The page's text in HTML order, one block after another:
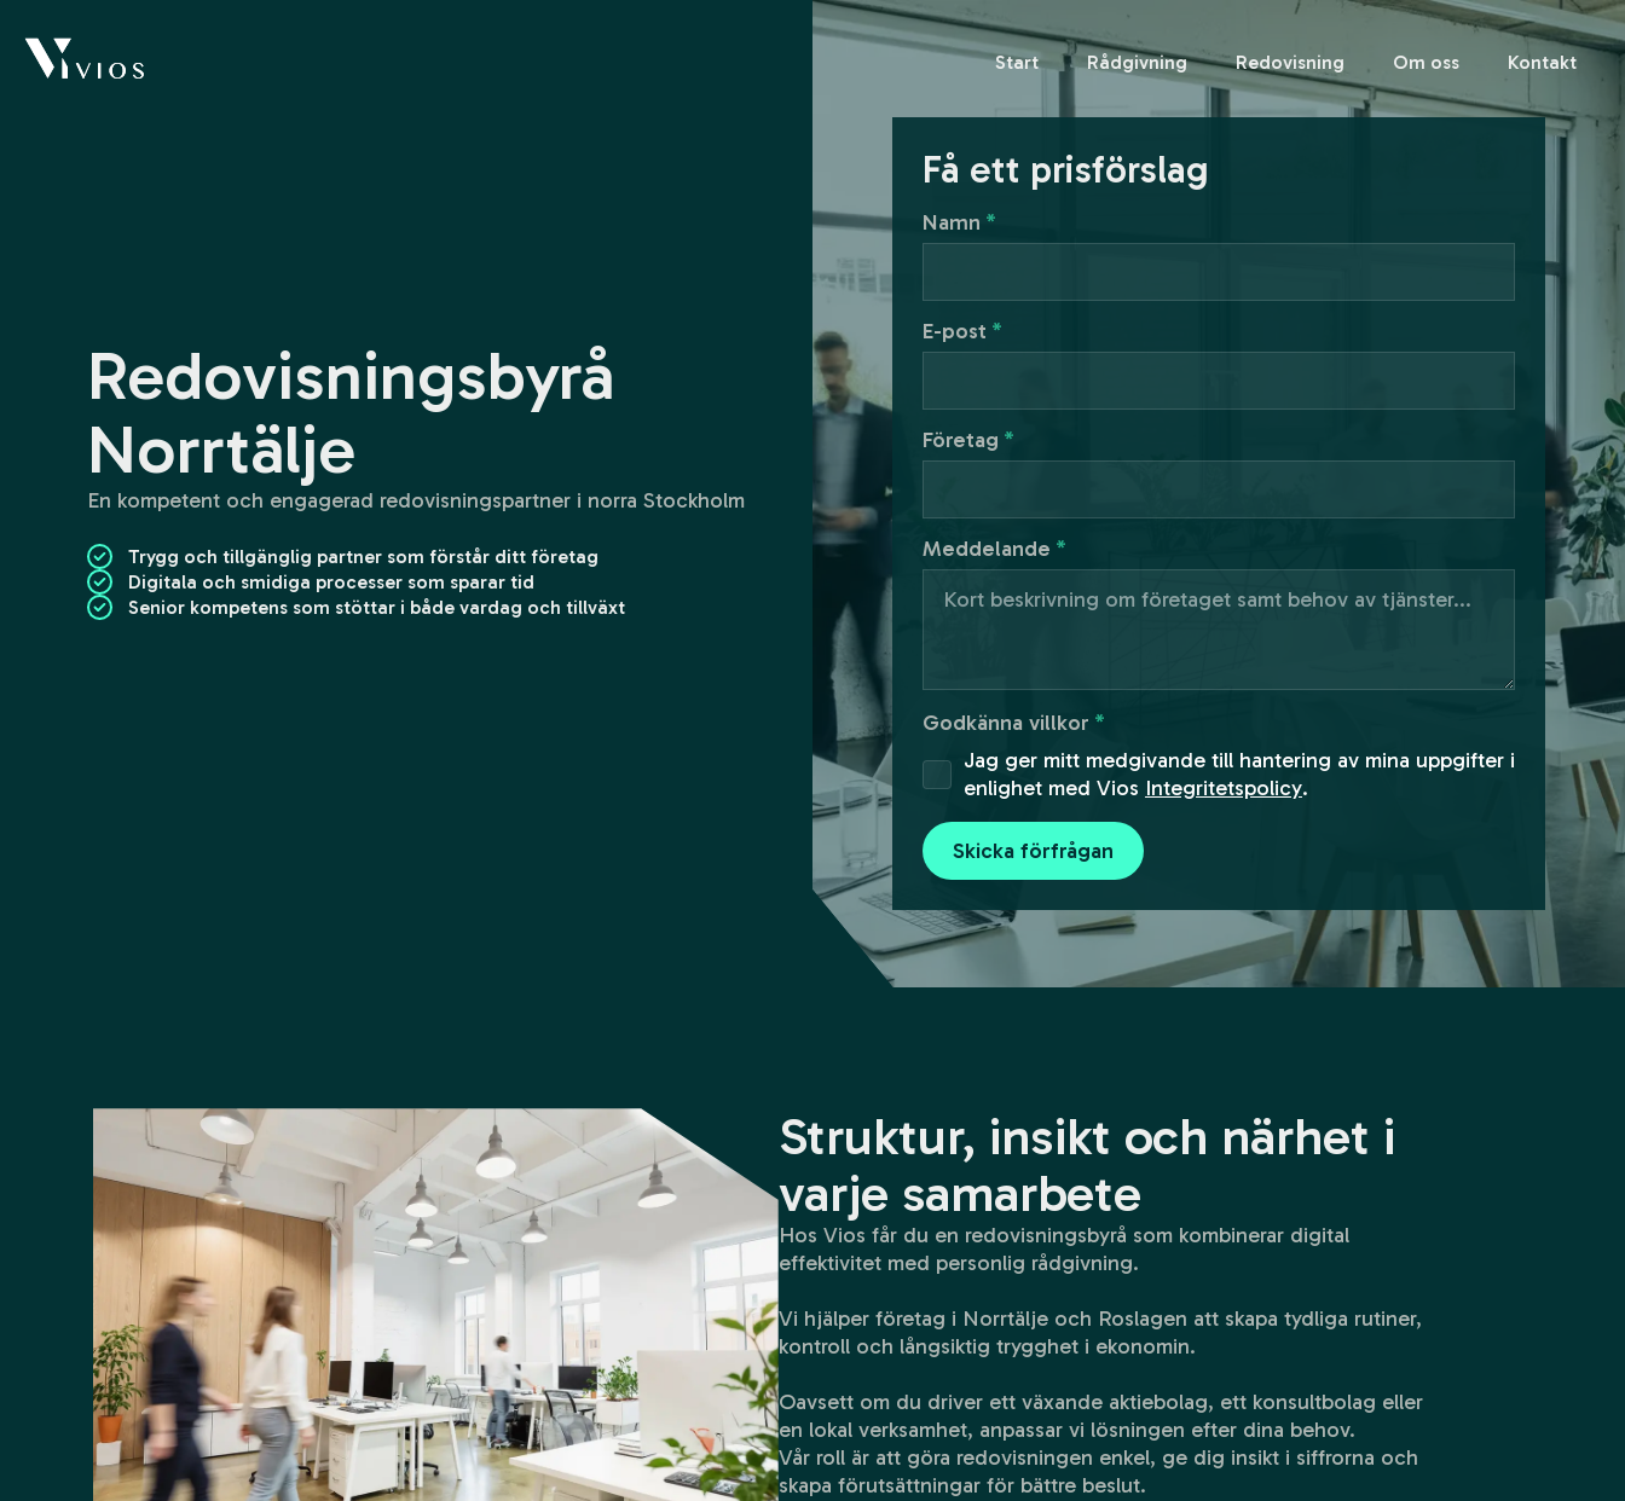
Start Rådgivning Redovisning Om oss Kontakt
Redovisningsbyrå
Norrtälje
En kompetent och engagerad redovisningspartner i norra Stockholm
Trygg och tillgänglig partner som förstår ditt företag
Digitala och smidiga processer som sparar tid
Senior kompetens som stöttar i både vardag och tillväxt
Få ett prisförslag
Namn *
E-post *
Företag *
Meddelande *
Godkänna villkor *
Jag ger mitt medgivande till hantering av mina uppgifter i
enlighet med Vios Integritetspolicy.
Skicka förfrågan
Struktur, insikt och närhet i
varje samarbete
Hos Vios får du en redovisningsbyrå som kombinerar digital
effektivitet med personlig rådgivning.
Vi hjälper företag i Norrtälje och Roslagen att skapa tydliga rutiner,
kontroll och långsiktig trygghet i ekonomin.
Oavsett om du driver ett växande aktiebolag, ett konsultbolag eller
en lokal verksamhet, anpassar vi lösningen efter dina behov.
Vår roll är att göra redovisningen enkel, ge dig insikt i siffrorna och
skapa förutsättningar för bättre beslut.